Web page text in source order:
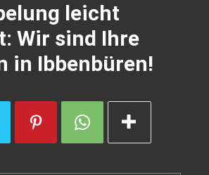
leicht
Wir sind Ihre
in Ibbenbüren!